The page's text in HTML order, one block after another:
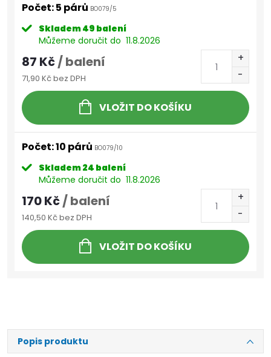
Počet: 5 párů BO079/5
Skladem49 balení
Můžeme doručit do 11.8.2026
87 Kč/ balení
71,90 Kč bez DPH
VLOŽIT DO KOŠÍKU
Počet: 10 párů BO079/10
Skladem24 balení
Můžeme doručit do 11.8.2026
170 Kč/ balení
140,50 Kč bez DPH
VLOŽIT DO KOŠÍKU
Popis produktu